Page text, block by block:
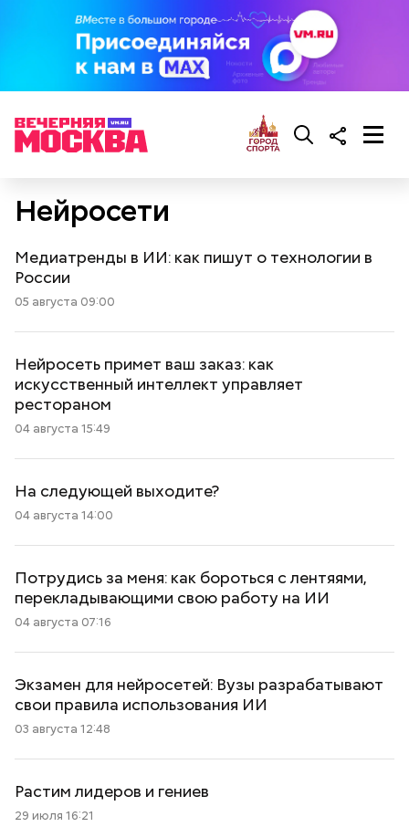
Нейросети
Медиатренды в ИИ: как пишут о технологии в
России
05 августа 09:00
Нейросеть примет ваш заказ: как
искусственный интеллект управляет
рестораном
04 августа 15:49
На следующей выходите?
04 августа 14:00
Потрудись за меня: как бороться с лентяями,
перекладывающими свою работу на ИИ
04 августа 07:16
Экзамен для нейросетей: Вузы разрабатывают
свои правила использования ИИ
03 августа 12:48
Растим лидеров и гениев
29 июля 16:21